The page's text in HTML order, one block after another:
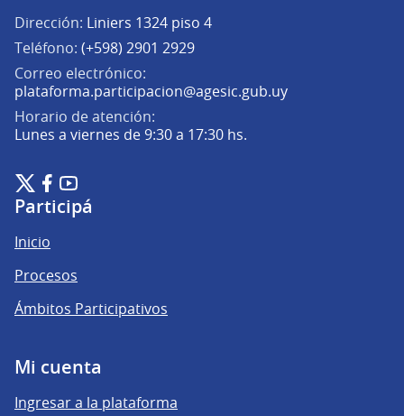
Dirección: Liniers 1324 piso 4
Teléfono: (+598) 2901 2929
Correo electrónico:
plataforma.participacion@agesic.gub.uy(Abrir en una
Horario de atención:
Lunes a viernes de 9:30 a 17:30 hs.
Plataforma de Participación Ciudadana Digital en X
(Enlace externo)
Plataforma de Participación Ciudadana Digital en Facebook
(Enlace externo)
Plataforma de Participación Ciudadana Digital en
(Enlace externo)
Participá
Inicio
Procesos
Ámbitos Participativos
Mi cuenta
Ingresar a la plataforma